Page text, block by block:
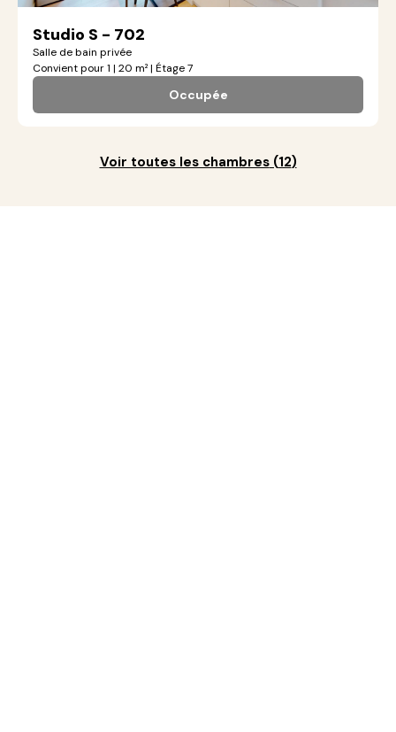
Studio S - 702
Salle de bain privée
Convient pour 1 | 20 m² | Étage 7
Occupée
Voir toutes les chambres(12)